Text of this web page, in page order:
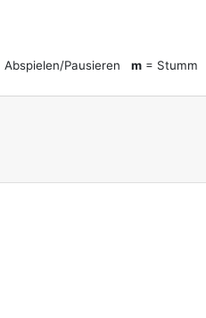
Abspielen/Pausieren m = Stumm